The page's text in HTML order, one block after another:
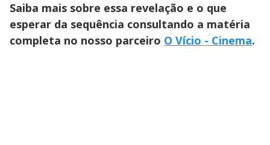
Saiba mais sobre essa revelação e o que
esperar da sequência consultando a matéria
completa no nosso parceiro O Vício - Cinema.